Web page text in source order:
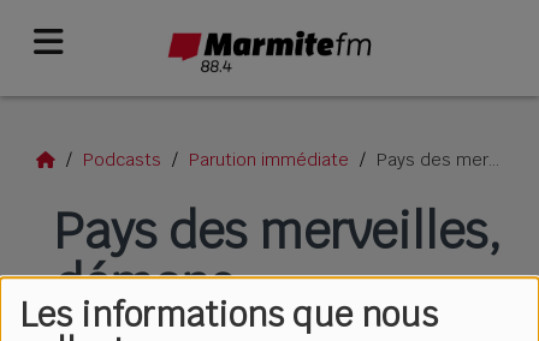
Les informations que nous
Podcasts Parution immédiate Pays des merveilles, démons psychologues et massacre en montagne
Pays des merveilles,
démons